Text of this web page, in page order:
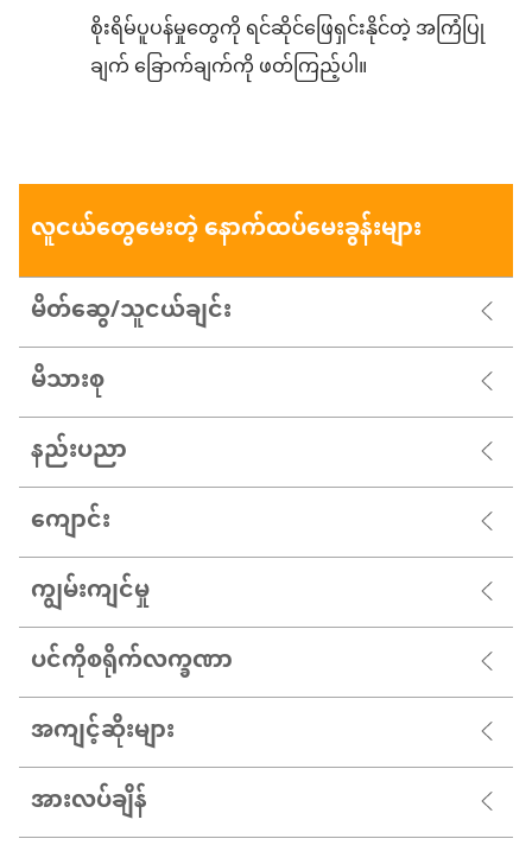
စိုးရိမ်ပူပန်မှုတွေကို ရင်ဆိုင်ဖြေရှင်းနိုင်တဲ့ အကြံပြု
ချက် ခြောက်ချက်ကို ဖတ်ကြည့်ပါ။
လူငယ်တွေမေးတဲ့ နောက်ထပ်မေးခွန်းများ
မိတ်ဆွေ/သူငယ်ချင်း
မိသားစု
နည်းပညာ
ကျောင်း
ကျွမ်းကျင်မှု
ပင်ကိုစရိုက်လက္ခဏာ
အကျင့်ဆိုးများ
အားလပ်ချိန်